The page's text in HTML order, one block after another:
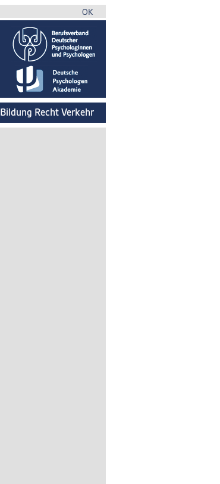
OK
Bildung Recht Verkehr